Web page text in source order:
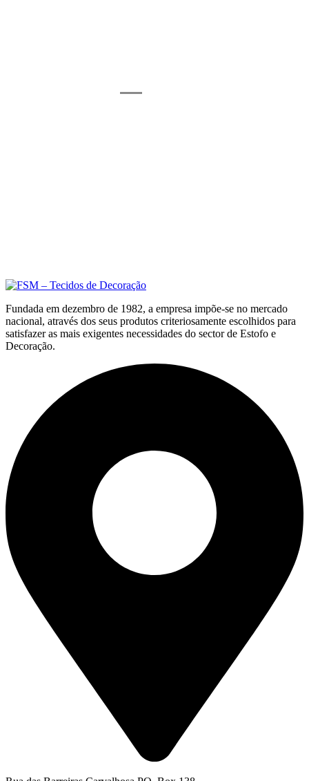
Fundada em dezembro de 1982, a empresa impõe-se no mercado
nacional, através dos seus produtos criteriosamente escolhidos para
satisfazer as mais exigentes necessidades do sector de Estofo e
Decoração.